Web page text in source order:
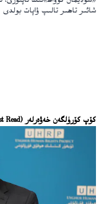
شائىر تاھىر تالىپ ۋاپات بولدى
كۆپ كۆرۈلگەن خەۋەرلەر (Most Read)